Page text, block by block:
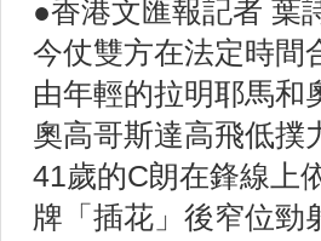
●香港文匯報記者 葉
今仗雙方在法定時間
由年輕的拉明耶馬和
奧高哥斯達高飛低撲
41歲的C朗在鋒線上
牌「插花」後窄位勁